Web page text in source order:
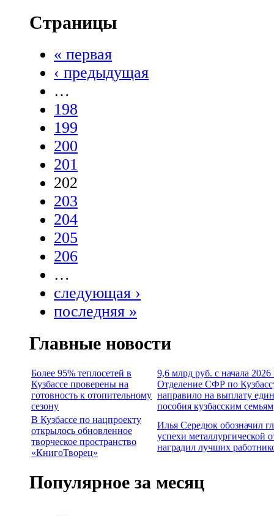
Страницы
« первая
‹ предыдущая
…
198
199
200
201
202
203
204
205
206
…
следующая ›
последняя »
Главные новости
Более 95% теплосетей в
Кузбассе проверены на
готовность к отопительному
сезону
9,6 млрд руб. с начала 2026
Отделение СФР по
направило на выплату
пособия кузбасским семьям
В Кузбассе по нацпроекту
открылось обновленное
творческое пространство
«КнигоТворец»
Илья Середюк обозначил
успехи металлургической
наградил лучших
Популярное за месяц